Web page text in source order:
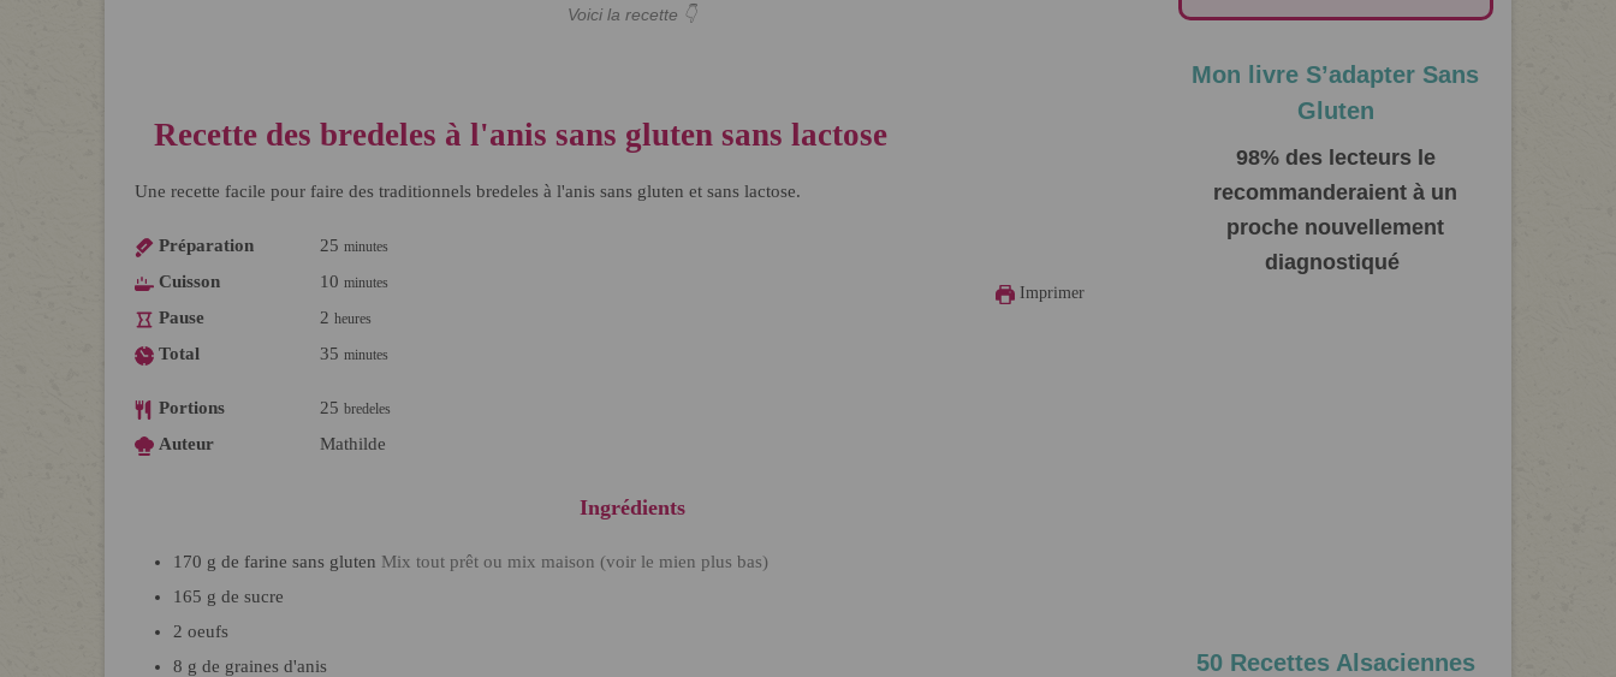
Voici la recette 👇
Imprimer
Recette des bredeles à l'anis sans gluten sans lactose
Une recette facile pour faire des traditionnels bredeles à l'anis sans gluten et sans lactose.
Préparation 25 minutes
Cuisson 10 minutes
Pause 2 heures
Total 35 minutes
Portions 25 bredeles
Auteur Mathilde
Ingrédients
170 g de farine sans gluten Mix tout prêt ou mix maison (voir le mien plus bas)
165 g de sucre
2 oeufs
8 g de graines d'anis
Mon livre S’adapter Sans
Gluten
98% des lecteurs le
recommanderaient à un
proche nouvellement
diagnostiqué
50 Recettes Alsaciennes